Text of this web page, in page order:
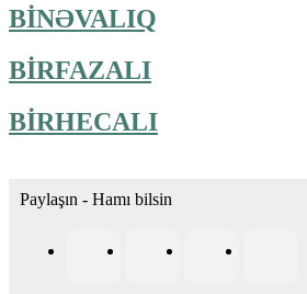
BİNƏVALIQ
BİRFAZALI
BİRHECALI
Paylaşın - Hamı bilsin